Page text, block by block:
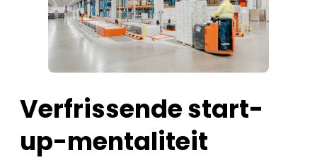
Verfrissende start-
up-mentaliteit